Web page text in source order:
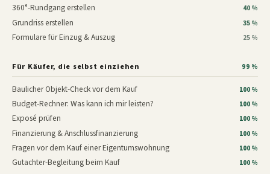
360°-Rundgang erstellen 40 %
Grundriss erstellen 35 %
Formulare für Einzug & Auszug 25 %
Für Käufer, die selbst einziehen 99 %
Baulicher Objekt-Check vor dem Kauf 100 %
Budget-Rechner: Was kann ich mir leisten? 100 %
Exposé prüfen 100 %
Finanzierung & Anschlussfinanzierung 100 %
Fragen vor dem Kauf einer Eigentumswohnung 100 %
Gutachter-Begleitung beim Kauf 100 %